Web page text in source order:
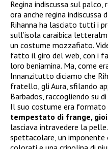
Regina indiscussa sul palco,
ora anche regina indiscussa
Rihanna ha lasciato tutti i
sull’isola caraibica
un costume mozzafiato.
fatto il giro del web, con i
loro beniamina. Ma, come
Innanzitutto diciamo che
fratello, gli Aura, sfilando
Barbados, raccogliendo su
Il suo costume era formato
tempestato di frange,
lasciava intravedere la
spettacolare, un